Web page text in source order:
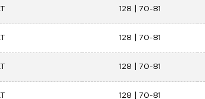
128 | 70-81
128 | 70-81
128 | 70-81
128 | 70-81